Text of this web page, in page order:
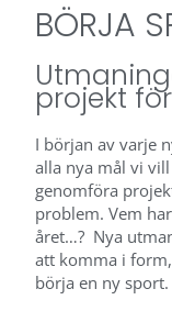
BÖRJA
projekt
I början av varje
alla nya mål vi
genomföra
problem. Vem
året…? Nya
att komma i
börja en ny sport.